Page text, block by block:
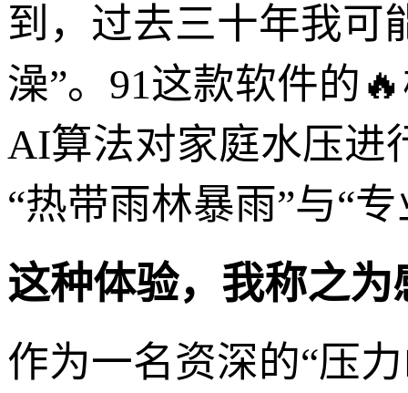
到，过去三十年我可
澡”。91这款软件的
AI算法对家庭水压进
“热带雨林暴雨”与“
这种体验，我称之为
作为一名资深的“压